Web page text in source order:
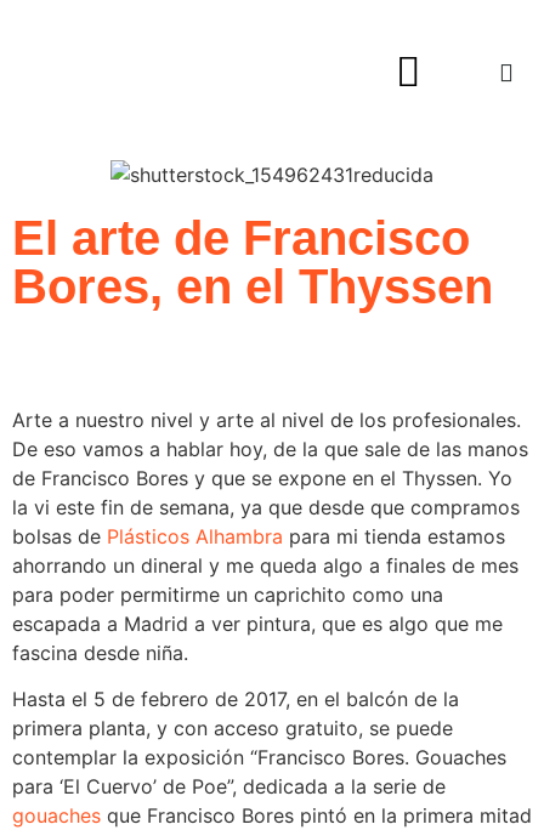
El arte de Francisco
Bores, en el Thyssen
Arte a nuestro nivel y arte al nivel de los profesionales.
De eso vamos a hablar hoy, de la que sale de las manos
de Francisco Bores y que se expone en el Thyssen. Yo
la vi este fin de semana, ya que desde que compramos
bolsas de Plásticos Alhambra para mi tienda estamos
ahorrando un dineral y me queda algo a finales de mes
para poder permitirme un caprichito como una
escapada a Madrid a ver pintura, que es algo que me
fascina desde niña.
Hasta el 5 de febrero de 2017, en el balcón de la
primera planta, y con acceso gratuito, se puede
contemplar la exposición “Francisco Bores. Gouaches
para ‘El Cuervo’ de Poe”, dedicada a la serie de
gouaches que Francisco Bores pintó en la primera mitad